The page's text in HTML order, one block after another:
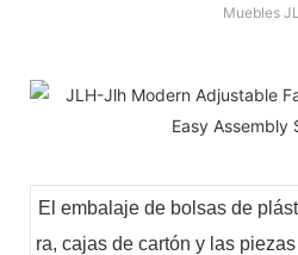
Muebles
El embalaje de bolsas de
ra, cajas de cartón y las